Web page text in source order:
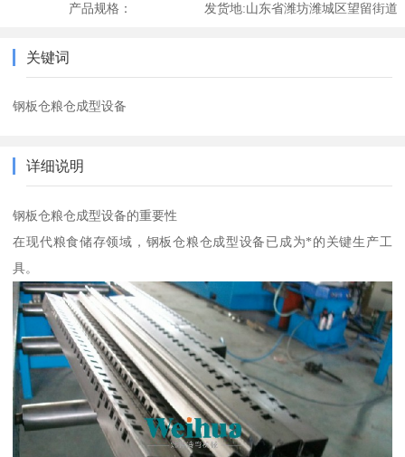
产品规格： 发货地:山东省潍坊潍城区望留街道
关键词
钢板仓粮仓成型设备
详细说明
钢板仓粮仓成型设备的重要性
在现代粮食储存领域，钢板仓粮仓成型设备已成为*的关键生产工
具。